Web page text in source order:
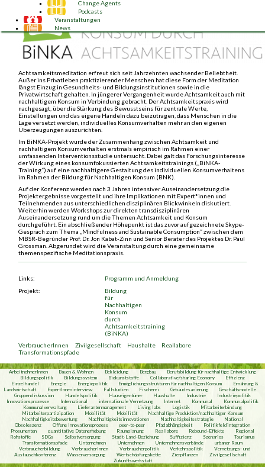
Change Agents
Podcasts
Veranstaltungen
News
Achtsamkeitsmeditation erfreut sich seit Jahrzehnten wachsender Beliebtheit.
Außer ins Privatleben praktizierender Menschen hat diese Form der Meditation
längst Einzug in Gesundheits- und Bildungsinstitutionen sowie in die
Privatwirtschaft gehalten. In jüngerer Vergangenheit wurde Achtsamkeit auch mit
nachhaltigem Konsum in Verbindung gebracht. Der Achtsamkeitspraxis wird
nachgesagt, über die Stärkung des Bewusstseins für zentrale Werte,
Einstellungen und das eigene Handeln dazu beizutragen, dass Menschen in die
Lage versetzt werden, individuelles Konsumverhalten mehr an den eigenen
Überzeugungen auszurichten.
Im BiNKA-Projekt wurde der Zusammenhang zwischen Achtsamkeit und
nachhaltigem Konsumverhalten erstmals empirisch im Rahmen einer
umfassenden Interventionsstudie untersucht. Dabei galt das Forschungsinteresse
der Wirkung eines konsumfokussierten Achtsamkeitstrainings („BiNKA-
Training“) auf eine nachhaltigere Gestaltung des individuellen Konsumverhaltens
im Rahmen der Bildung für Nachhaltigen Konsum (BNK).
Auf der Konferenz werden nach 3 Jahren intensiver Auseinandersetzung die
Projektergebnisse vorgestellt und ihre Implikationen mit Expert*innen und
Teilnehmenden aus unterschiedlichen disziplinären Blickwinkeln diskutiert.
Weiterhin werden Workshops zur direkten transdisziplinären
Auseinandersetzung rund um die Themen Achtsamkeit und Konsum
durchgeführt. Ein abschließender Höhepunkt ist das zuvor aufgezeichnete Skype-
Gespräch zum Thema „Mindfulness and Sustainable Consumption“ zwischen dem
MBSR-Begründer Prof. Dr. Jon Kabat-Zinn und Senior Berater des Projektes Dr. Paul
Grossman. Abgerundet wird die Veranstaltung durch eine gemeinsame
themenspezifische Meditationspraxis.
Links: Programm und Anmeldung(link is external)
Projekt:
Bildung
für
Nachhaltigen
Konsum
durch
Achtsamkeitstraining
(BiNKA)
VerbraucherInnen
Zivilgesellschaft Haushalte
Reallabore
Transformationspfade
ArbeitnehmerInnen Bauen & Wohnen Bekleidung Bergbau
Berufsbildung für nachhaltige Entwicklung
Bildungspolitik
Bildungssystem Biokunststoffe Collaborative/sharing Economy
Effizienz
Einzelhandel
Energie Energiepolitik Ermöglichungsstrukturen für nachhaltigen Konsum
Ernährung &
Landwirtschaft
ExpertInneninterview Fallstudien Fischerei Gebäudesanierung
Geschäftsmodelle
Gruppendiskussion
Handelspolitik Hauseigentümer Haushalte Industrie
Industriepolitik
Innovationsprozesse
International internationale Vernetzung Internet Kommunal
Kommunalpolitik
Kommunalverwaltung
Lieferantenmanagement Living labs Logistik
Mitarbeiterbindung
Mitarbeiterpartizipation
Mobilität Mobilität
Nachhaltige Produktion/nachhaltiger Konsum
Nachhaltigkeitsbewertung
Nachhaltigkeitsinnovationen Nachhaltigkeitsstrategie
National
Obsoleszenz
Offene Innovationsprozess peer-to-peer Pfadabhängigkeit
Politikfeldintegration
Prosumenten
quantitative Datenerhebung Raumplanung Reallabore Rebound-Effekte
Regional
Rohstoffe
SDGs Selbstversorgung Stadt-Land-Beziehung Suffizienz Szenarios
Tourismus
Transformationspfade
Unternehmen Unternehmen Unternehmensverbände
urbaner Raum
Verbraucherbildung
VerbraucherInnen Verbraucherpolitik Verkehrspolitik
Vernetzungs- und
Austauschkonferenz
Wasserversorgung Wertschöpfungskette Zierpflanzen
Zivilgesellschaft
Zukunftswerkstatt